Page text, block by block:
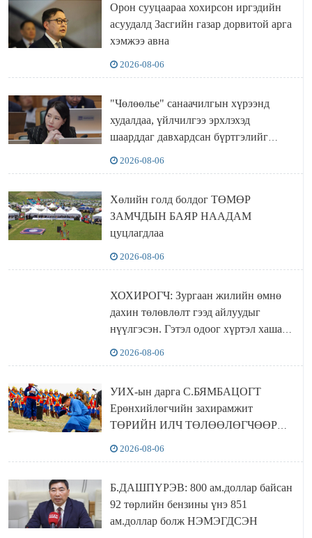
Орон сууцаараа хохирсон иргэдийн
асуудалд Засгийн газар дорвитой арга
хэмжээ авна
2026-08-06
"Чөлөөлье" санаачилгын хүрээнд
худалдаа, үйлчилгээ эрхлэхэд
шаарддаг давхардсан бүртгэлийг
2026-08-06
Хөлийн голд болдог ТӨМӨР
ЗАМЧДЫН БАЯР НААДАМ
цуцлагдлаа
2026-08-06
ХОХИРОГЧ: Зургаан жилийн өмнө
дахин төлөвлөлт гээд айлуудыг
нүүлгэсэн. Гэтэл одоог хүртэл хашаа
2026-08-06
УИХ-ын дарга С.БЯМБАЦОГТ
Ерөнхийлөгчийн захирамжит
ТӨРИЙН ИЛЧ ТӨЛӨӨЛӨГЧӨӨР
2026-08-06
Б.ДАШПҮРЭВ: 800 ам.доллар байсан
92 төрлийн бензины үнэ 851
ам.доллар болж НЭМЭГДСЭН